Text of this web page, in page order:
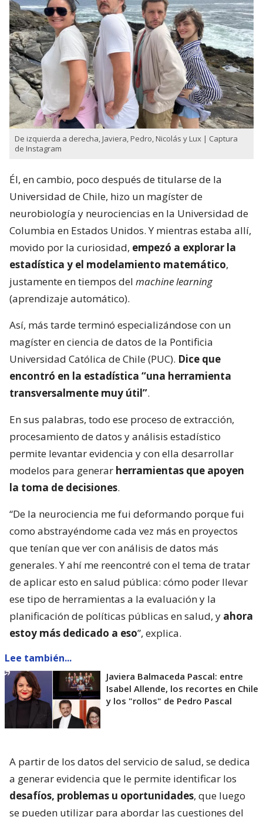
De izquierda a derecha, Javiera, Pedro, Nicolás y Lux | Captura
de Instagram
Él, en cambio, poco después de titularse de la
Universidad de Chile, hizo un magíster de
neurobiología y neurociencias en la Universidad de
Columbia en Estados Unidos. Y mientras estaba allí,
movido por la curiosidad, empezó a explorar la
estadística y el modelamiento matemático,
justamente en tiempos del machine learning
(aprendizaje automático).
Así, más tarde terminó especializándose con un
magíster en ciencia de datos de la Pontificia
Universidad Católica de Chile (PUC). Dice que
encontró en la estadística “una herramienta
transversalmente muy útil”.
En sus palabras, todo ese proceso de extracción,
procesamiento de datos y análisis estadístico
permite levantar evidencia y con ella desarrollar
modelos para generar herramientas que apoyen
la toma de decisiones.
“De la neurociencia me fui deformando porque fui
como abstrayéndome cada vez más en proyectos
que tenían que ver con análisis de datos más
generales. Y ahí me reencontré con el tema de tratar
de aplicar esto en salud pública: cómo poder llevar
ese tipo de herramientas a la evaluación y la
planificación de políticas públicas en salud, y ahora
estoy más dedicado a eso”, explica.
Lee también...
Javiera Balmaceda Pascal: entre
Isabel Allende, los recortes en Chile
y los "rollos" de Pedro Pascal
A partir de los datos del servicio de salud, se dedica
a generar evidencia que le permite identificar los
desafíos, problemas u oportunidades, que luego
se pueden utilizar para abordar las cuestiones del